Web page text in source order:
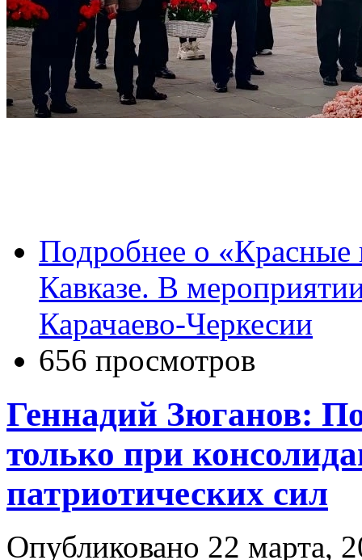
Подробнее о «Красные
Кавказе. В
Карачаево-Черкесии
656 просмотров
Геннадий Зюганов:
только при
патриотических сил
Опубликовано 22 марта,